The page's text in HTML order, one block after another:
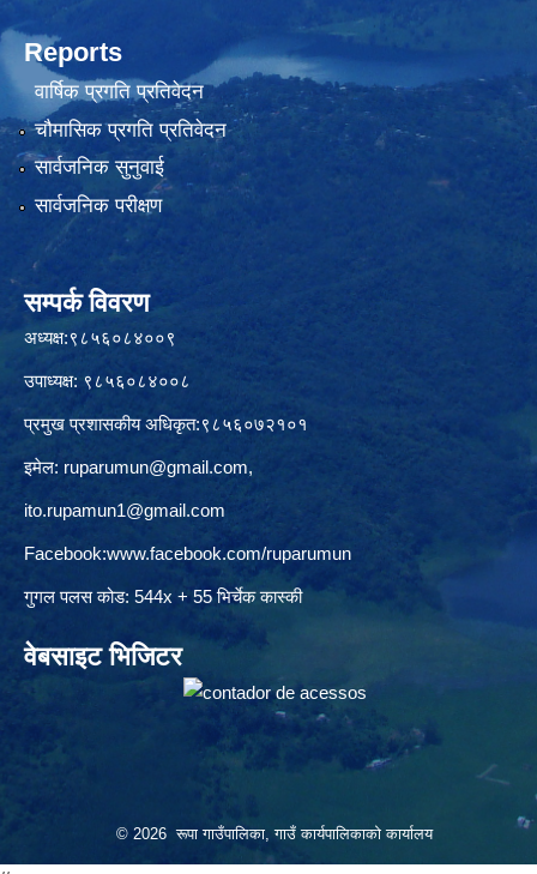
Reports
वार्षिक प्रगति प्रतिवेदन
चौमासिक प्रगति प्रतिवेदन
सार्वजनिक सुनुवाई
सार्वजनिक परीक्षण
सम्पर्क विवरण
अध्यक्ष:९८५६०८४००९
उपाध्यक्ष: ९८५६०८४००८
प्रमुख प्रशासकीय अधिकृत:९८५६०७२१०१
इमेल: ruparumun@gmail.com,
ito.rupamun1@gmail.com
Facebook:www.facebook.com/ruparumun
गुगल पलस कोड: 544x + 55 भिर्चेक कास्की
वेबसाइट भिजिटर
© 2026 रूपा गाउँपालिका, गाउँ कार्यपालिकाको कार्यालय